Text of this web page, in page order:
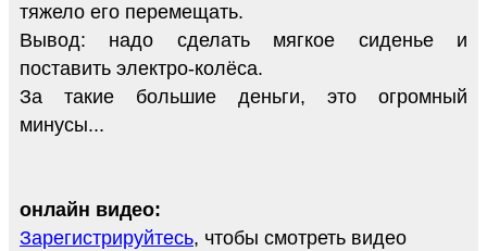
тяжело его перемещать.
Вывод: надо сделать мягкое сиденье и
поставить электро-колёса.
За такие большие деньги, это огромный
минусы...
онлайн видео:
Зарегистрируйтесь, чтобы смотреть видео